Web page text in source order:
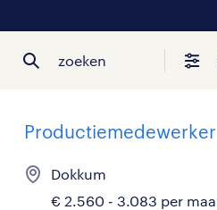
zoeken
Productiemedewerker
Dokkum
€ 2.560 - 3.083 per